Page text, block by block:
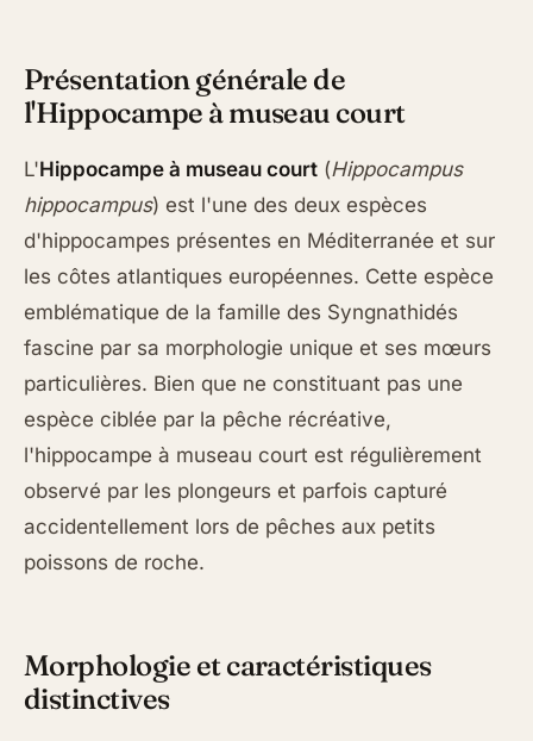
Présentation générale de
l'Hippocampe à museau court
L'Hippocampe à museau court (Hippocampus
hippocampus) est l'une des deux espèces
d'hippocampes présentes en Méditerranée et sur
les côtes atlantiques européennes. Cette espèce
emblématique de la famille des Syngnathidés
fascine par sa morphologie unique et ses mœurs
particulières. Bien que ne constituant pas une
espèce ciblée par la pêche récréative,
l'hippocampe à museau court est régulièrement
observé par les plongeurs et parfois capturé
accidentellement lors de pêches aux petits
poissons de roche.
Morphologie et caractéristiques
distinctives